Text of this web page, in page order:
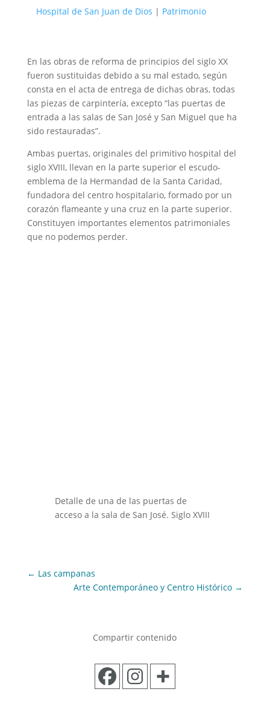
Hospital de San Juan de Dios | Patrimonio
En las obras de reforma de principios del siglo XX
fueron sustituidas debido a su mal estado, según
consta en el acta de entrega de dichas obras, todas
las piezas de carpintería, excepto “las puertas de
entrada a las salas de San José y San Miguel que ha
sido restauradas”.
Ambas puertas, originales del primitivo hospital del
siglo XVIII, llevan en la parte superior el escudo-
emblema de la Hermandad de la Santa Caridad,
fundadora del centro hospitalario, formado por un
corazón flameante y una cruz en la parte superior.
Constituyen importantes elementos patrimoniales
que no podemos perder.
Detalle de una de las puertas de
acceso a la sala de San José. Siglo XVIII
← Las campanas
Arte Contemporáneo y Centro Histórico →
Compartir contenido